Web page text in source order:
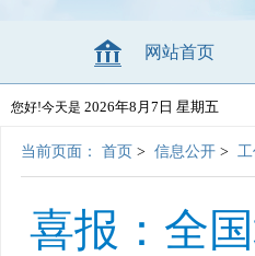
网站首页
您好!今天是 2026年8月7日 星期五
当前页面： 首页 > 信息公开 >
喜报：全